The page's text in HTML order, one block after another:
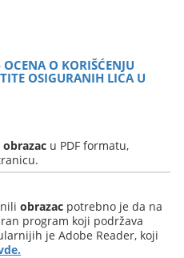
O KORIŠĆENJU
OSIGURANIH LICA U
obrazac u PDF formatu,
obrazac potrebno je da na
program koji podržava
je Adobe Reader, koji